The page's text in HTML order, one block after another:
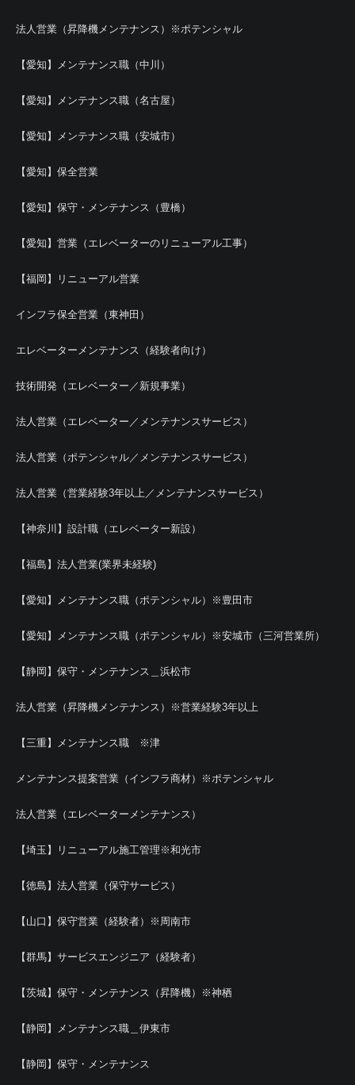
法人営業（昇降機メンテナンス）※ポテンシャル
【愛知】メンテナンス職（中川）
【愛知】メンテナンス職（名古屋）
【愛知】メンテナンス職（安城市）
【愛知】保全営業
【愛知】保守・メンテナンス（豊橋）
【愛知】営業（エレベーターのリニューアル工事）
【福岡】リニューアル営業
インフラ保全営業（東神田）
エレベーターメンテナンス（経験者向け）
技術開発（エレベーター／新規事業）
法人営業（エレベーター／メンテナンスサービス）
法人営業（ポテンシャル／メンテナンスサービス）
法人営業（営業経験3年以上／メンテナンスサービス）
【神奈川】設計職（エレベーター新設）
【福島】法人営業(業界未経験)
【愛知】メンテナンス職（ポテンシャル）※豊田市
【愛知】メンテナンス職（ポテンシャル）※安城市（三河営業所）
【静岡】保守・メンテナンス＿浜松市
法人営業（昇降機メンテナンス）※営業経験3年以上
【三重】メンテナンス職 ※津
メンテナンス提案営業（インフラ商材）※ポテンシャル
法人営業（エレベーターメンテナンス）
【埼玉】リニューアル施工管理※和光市
【徳島】法人営業（保守サービス）
【山口】保守営業（経験者）※周南市
【群馬】サービスエンジニア（経験者）
【茨城】保守・メンテナンス（昇降機）※神栖
【静岡】メンテナンス職＿伊東市
【静岡】保守・メンテナンス